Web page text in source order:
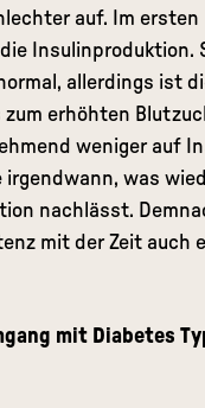
auf. Im ersten
Insulinproduktion.
allerdings ist
erhöhten
weniger auf
was
nachlässt.
mit der Zeit auch
mit Diabetes